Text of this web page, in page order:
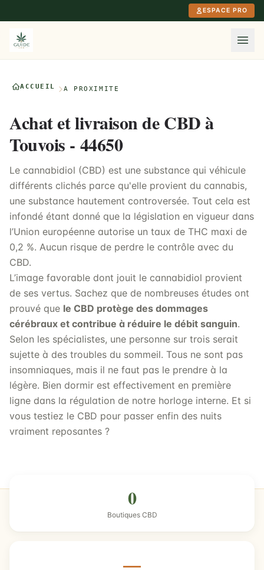
ESPACE PRO
ACCUEIL À PROXIMITÉ
Achat et livraison de CBD à
Touvois - 44650
Le cannabidiol (CBD) est une substance qui véhicule
différents clichés parce qu'elle provient du cannabis,
une substance hautement controversée. Tout cela est
infondé étant donné que la législation en vigueur dans
l’Union européenne autorise un taux de THC maxi de
0,2 %. Aucun risque de perdre le contrôle avec du
CBD.
L’image favorable dont jouit le cannabidiol provient
de ses vertus. Sachez que de nombreuses études ont
prouvé que le CBD protège des dommages
cérébraux et contribue à réduire le débit sanguin.
Selon les spécialistes, une personne sur trois serait
sujette à des troubles du sommeil. Tous ne sont pas
insomniaques, mais il ne faut pas le prendre à la
légère. Bien dormir est effectivement en première
ligne dans la régulation de notre horloge interne. Et si
vous testiez le CBD pour passer enfin des nuits
vraiment reposantes ?
0
Boutiques CBD
—